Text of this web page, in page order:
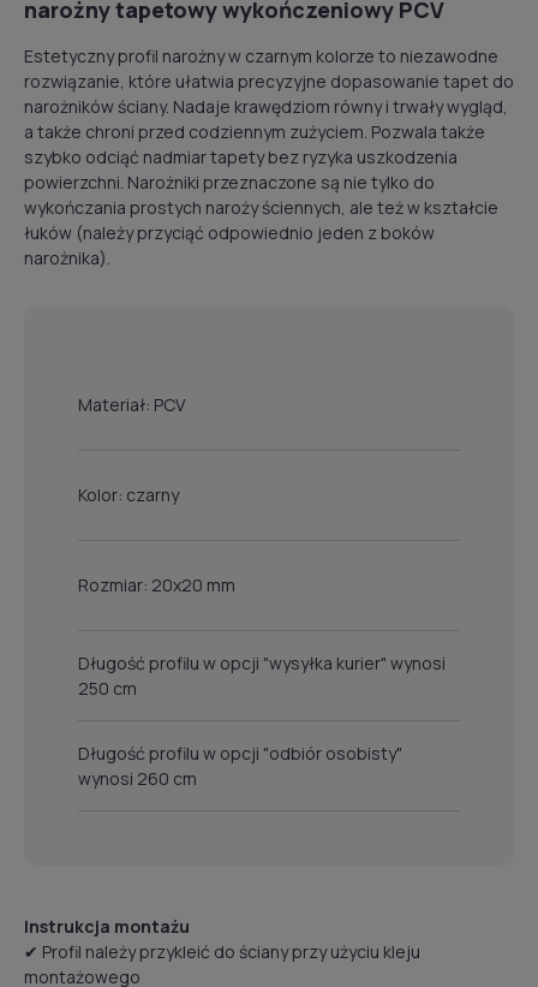
narożny tapetowy wykończeniowy PCV
Estetyczny profil narożny w czarnym kolorze to niezawodne
rozwiązanie, które ułatwia precyzyjne dopasowanie tapet do
narożników ściany. Nadaje krawędziom równy i trwały wygląd,
a także chroni przed codziennym zużyciem. Pozwala także
szybko odciąć nadmiar tapety bez ryzyka uszkodzenia
powierzchni. Narożniki przeznaczone są nie tylko do
wykończania prostych naroży ściennych, ale też w kształcie
łuków (należy przyciąć odpowiednio jeden z boków
narożnika).
Materiał: PCV
Kolor: czarny
Rozmiar: 20x20 mm
Długość profilu w opcji "wysyłka kurier" wynosi
250 cm
Długość profilu w opcji "odbiór osobisty"
wynosi 260 cm
Instrukcja montażu
✔ Profil należy przykleić do ściany przy użyciu kleju
montażowego